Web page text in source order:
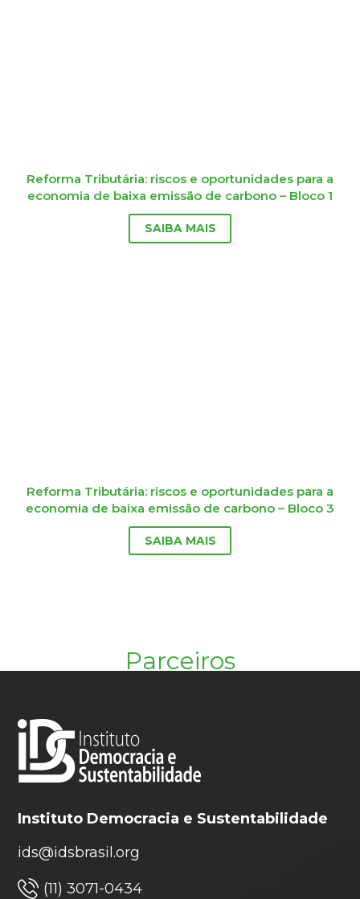
Reforma Tributária: riscos e oportunidades para a
economia de baixa emissão de carbono – Bloco 1
SAIBA MAIS
Reforma Tributária: riscos e oportunidades para a
economia de baixa emissão de carbono – Bloco 3
SAIBA MAIS
Parceiros
Instituto Democracia e Sustentabilidade
ids@idsbrasil.org
(11) 3071-0434